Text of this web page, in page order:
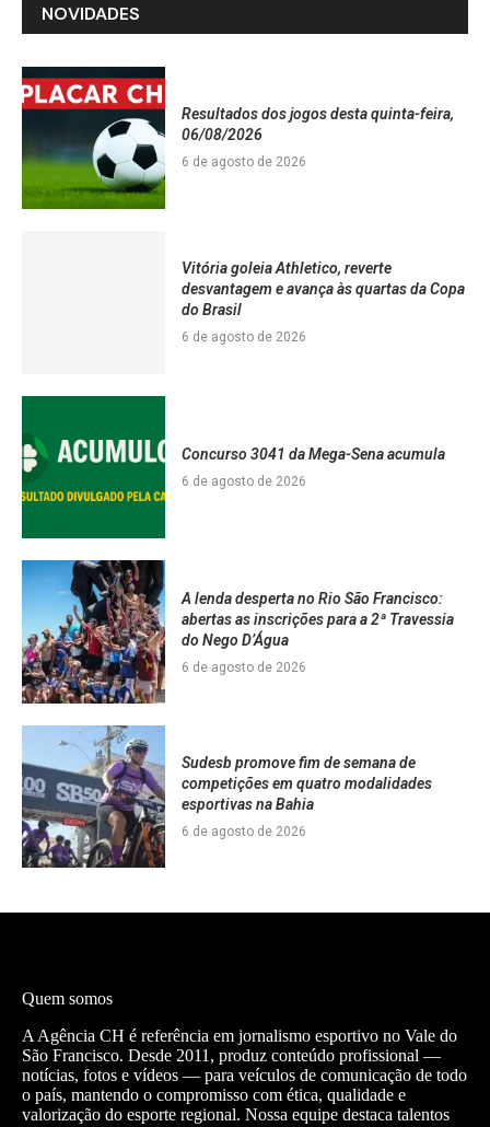
NOVIDADES
Resultados dos jogos desta quinta-feira,
06/08/2026
6 de agosto de 2026
Vitória goleia Athletico, reverte
desvantagem e avança às quartas da Copa
do Brasil
6 de agosto de 2026
Concurso 3041 da Mega-Sena acumula
6 de agosto de 2026
A lenda desperta no Rio São Francisco:
abertas as inscrições para a 2ª Travessia
do Nego D’Água
6 de agosto de 2026
Sudesb promove fim de semana de
competições em quatro modalidades
esportivas na Bahia
6 de agosto de 2026
Quem somos
A Agência CH é referência em jornalismo esportivo no Vale do
São Francisco. Desde 2011, produz conteúdo profissional —
notícias, fotos e vídeos — para veículos de comunicação de todo
o país, mantendo o compromisso com ética, qualidade e
valorização do esporte regional. Nossa equipe destaca talentos